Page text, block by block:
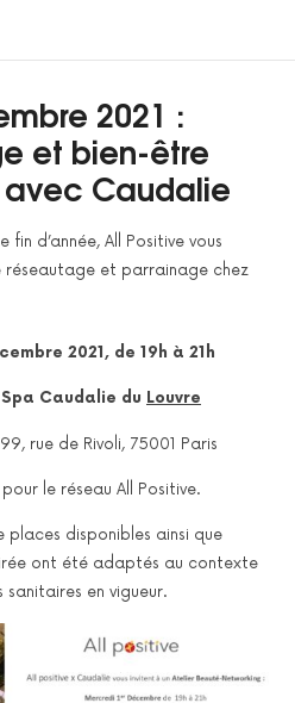
2021 :
et bien-être
avec Caudalie
d’année, All Positive vous
réseautage et parrainage chez
2021, de 19h à 21h
Caudalie du Louvre
rue de Rivoli, 75001 Paris
le réseau All Positive.
places disponibles ainsi que
ont été adaptés au contexte
sanitaires en vigueur.